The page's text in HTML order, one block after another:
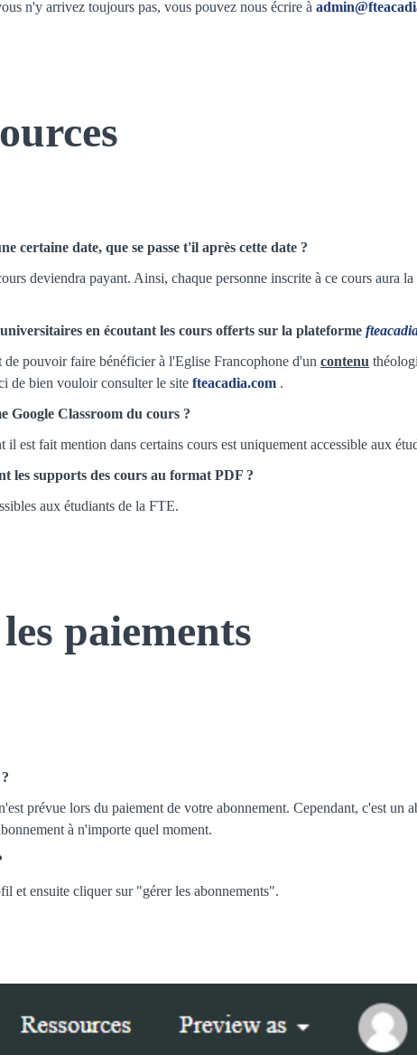
n'y arrivez toujours pas, vous pouvez nous écrire à
certaine date, que se passe t'il après cette date ?
deviendra payant. Ainsi, chaque personne inscrite à ce cours aura
en écoutant les cours offerts sur la plateforme
de pouvoir faire bénéficier à l'Eglise Francophone d'un contenu
de bien vouloir consulter le site fteacadia.com .
Google Classroom du cours ?
est fait mention dans certains cours est uniquement accessible aux
les supports des cours au format PDF ?
aux étudiants de la FTE.
paiements
prévue lors du paiement de votre abonnement. Cependant, c'est un
à n'importe quel moment.
et ensuite cliquer sur "gérer les abonnements".